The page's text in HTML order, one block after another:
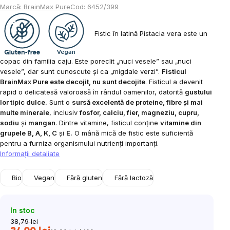
Marcă: BrainMax PureCod: 6452/399
Fistic în latină Pistacia vera este un
copac din familia caju. Este poreclit „nuci vesele” sau „nuci
vesele”, dar sunt cunoscute și ca „migdale verzi”. Fisticul
BrainMax Pure este decojit, nu sunt decojite. Fisticul a devenit
rapid o delicatesă valoroasă în rândul oamenilor, datorită gustului
lor tipic dulce. Sunt o sursă excelentă de proteine, fibre și mai
multe minerale, inclusivfosfor, calciu, fier, magneziu, cupru,
sodiu și mangan. Dintre vitamine, fisticul conține vitamine din
grupele B, A, K, C și E. O mână mică de fistic este suficientă
pentru a furniza organismului nutrienți importanți.
Informaţii detaliate
Bio Vegan Fără gluten Fără lactoză
In stoc
38,79 lei